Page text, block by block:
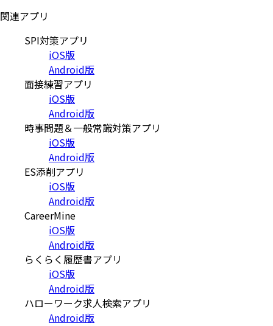
関連アプリ
SPI対策アプリ
iOS版
Android版
面接練習アプリ
iOS版
Android版
時事問題＆一般常識対策アプリ
iOS版
Android版
ES添削アプリ
iOS版
Android版
CareerMine
iOS版
Android版
らくらく履歴書アプリ
iOS版
Android版
ハローワーク求人検索アプリ
Android版